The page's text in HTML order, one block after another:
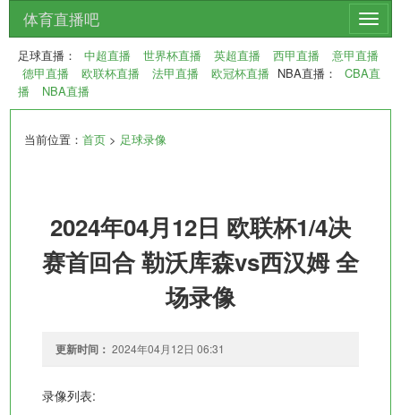
切
换
导
航
体育直播吧
足球直播： 中超直播 世界杯直播 英超直播 西甲直播
意甲直播
德甲直播
欧联杯直播 法甲直播 欧冠杯直播 NBA直播：
CBA直
播
NBA直播
当前位置： 首页 > 足球录像
2024年04月12日 欧联杯1/4决
赛首回合 勒沃库森vs西汉姆 全
场录像
更新时间： 2024年04月12日 06:31
录像列表: